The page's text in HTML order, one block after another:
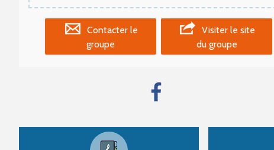
Contacter le
groupe
Visiter le site
du groupe